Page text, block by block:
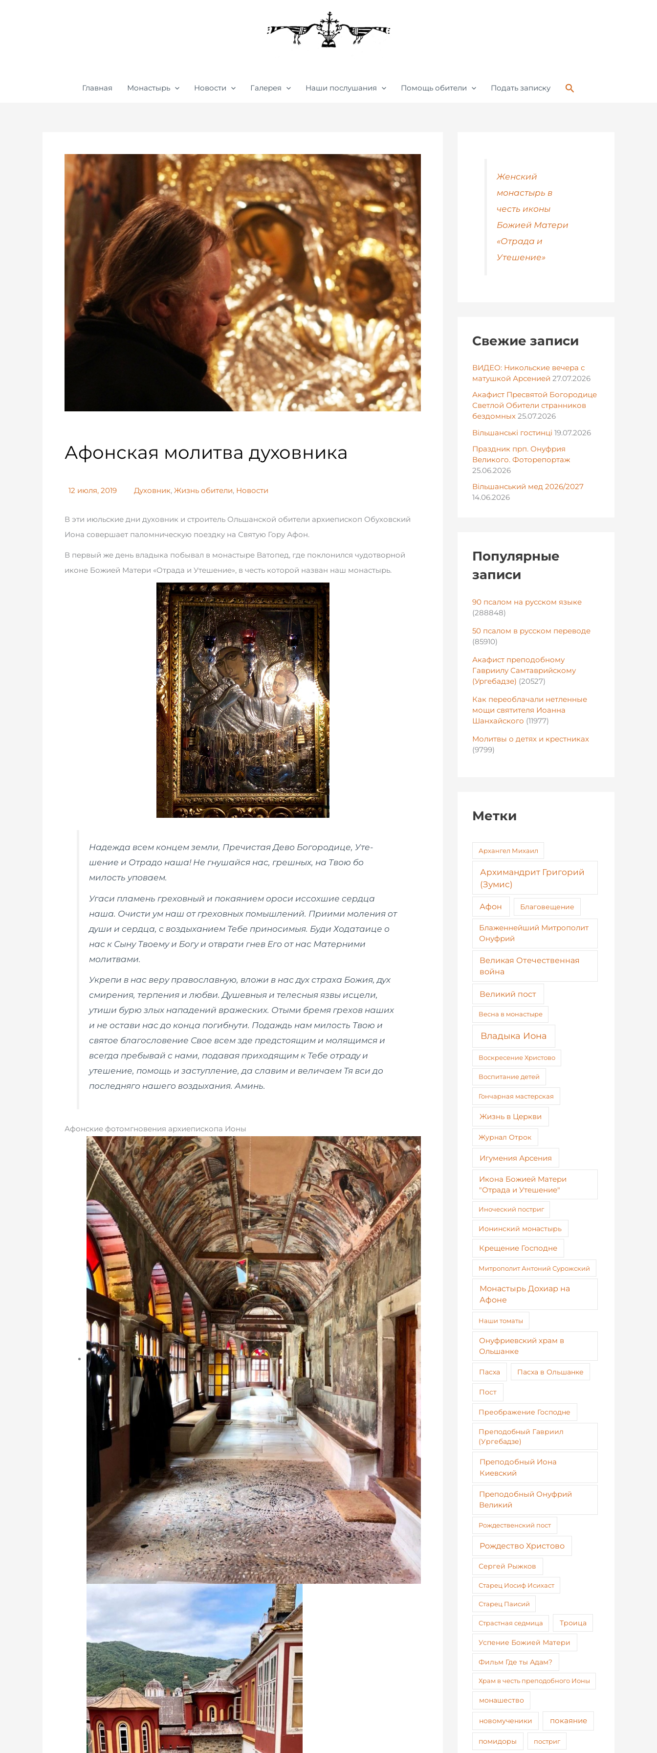
Главная Монастырь Новости Галерея Наши послушания Помощь обители Подать записку Поиск
Афонская молитва духовника
12 июля, 2019 Духовник, Жизнь обители, Новости
В эти июльские дни духовник и строитель Ольшанской обители архиепископ Обуховский
Иона совершает паломническую поездку на Святую Гору Афон.
В первый же день владыка побывал в монастыре Ватопед, где поклонился чудотворной
иконе Божией Матери «Отрада и Утешение», в честь которой назван наш монастырь.
Надежда всем концем земли, Пречистая Дево Богородице, Уте­
шение и Отрадо наша! Не гнушайся нас, грешных, на Твою бо
милость уповаем.
Угаси пламень греховный и покаянием ороси иссохшие сердца
наша. Очисти ум наш от греховных помыш­лений. Приими моления от
ду­ши и сердца, с воздыханием Тебе приносимыя. Буди Ходатаице о
нас к Сыну Твоему и Богу и отврати гнев Его от нас Матер­ними
молитвами.
Укрепи в нас веру православную, вложи в нас дух страха Божия, дух
смирения, терпения и любви. Душевныя и телесныя язвы исцели,
утиши бурю злых нападений вражеских. Отыми бремя грехов наших
и не остави нас до конца погибнути. Подаждь нам милость Твою и
святое благословение Свое всем зде предстоящим и молящимся и
всегда пребывай с нами, пода­вая приходящим к Тебе отраду и
утешение, помощь и заступление, да славим и величаем Тя вси до
последняго нашего воз­дыхания. Аминь.
Афонские фотомгновения архиепископа Ионы
Женский
монастырь в
честь иконы
Божией Матери
«Отрада и
Утешение»
Свежие записи
ВИДЕО: Никольские вечера с
матушкой Арсенией 27.07.2026
Акафист Пресвятой Богородице
Светлой Обители странников
бездомных 25.07.2026
Вільшанські гостинці 19.07.2026
Праздник прп. Онуфрия
Великого. Фоторепортаж
25.06.2026
Вільшанський мед 2026/2027
14.06.2026
Популярные
записи
90 псалом на русском языке
(288848)
50 псалом в русском переводе
(85910)
Акафист преподобному
Гавриилу Самтаврийскому
(Ургебадзе) (20527)
Как переоблачали нетленные
мощи святителя Иоанна
Шанхайского (11977)
Молитвы о детях и крестниках
(9799)
Метки
Архангел Михаил
Архимандрит Григорий
(Зумис)
Афон Благовещение
Блаженнейший Митрополит
Онуфрий
Великая Отечественная
война
Великий пост
Весна в монастыре
Владыка Иона
Воскресение Христово
Воспитание детей
Гончарная мастерская
Жизнь в Церкви
Журнал Отрок
Игумения Арсения
Икона Божией Матери
"Отрада и Утешение"
Иноческий постриг
Ионинский монастырь
Крещение Господне
Митрополит Антоний Сурожский
Монастырь Дохиар на
Афоне
Наши томаты
Онуфриевский храм в
Ольшанке
Пасха Пасха в Ольшанке
Пост
Преображение Господне
Преподобный Гавриил
(Ургебадзе)
Преподобный Иона
Киевский
Преподобный Онуфрий
Великий
Рождественский пост
Рождество Христово
Сергей Рыжков
Старец Иосиф Исихаст
Старец Паисий
Страстная седмица Троица
Успение Божией Матери
Фильм Где ты Адам?
Храм в честь преподобного Ионы
монашество
новомученики покаяние
помидоры постриг